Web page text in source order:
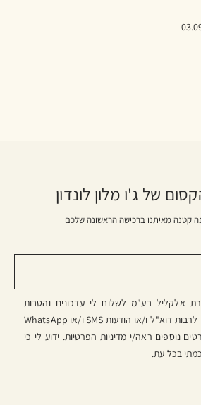
של ג'ו מלון לונדון
קטנה מאיתנו ברכישה הראשונה שלכם
אלקליל בע"מ לשלוח לי עדכונים והטבות
באמצעים דיגיטליים לרבות דוא"ל ו/או הודעות SMS ו/או WhatsApp
נוספים ראה/י מדיניות הפרטיות. ידוע לי כי
בכל עת.